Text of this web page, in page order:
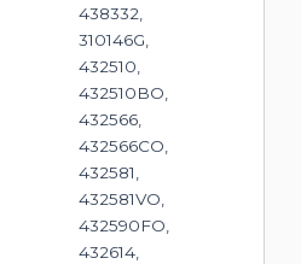
438332,
310146G,
432510,
432510BO,
432566,
432566CO,
432581,
432581VO,
432590FO,
432614,